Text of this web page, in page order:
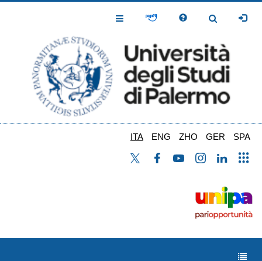
Toggle
Toggle
ITA ENG ZHO GER SPA